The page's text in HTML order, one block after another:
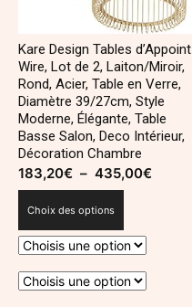
Kare Design Tables d’Appoint
Wire, Lot de 2, Laiton/Miroir,
Rond, Acier, Table en Verre,
Diamètre 39/27cm, Style
Moderne, Élégante, Table
Basse Salon, Deco Intérieur,
Décoration Chambre
183,20€ – 435,00€
Choix des options